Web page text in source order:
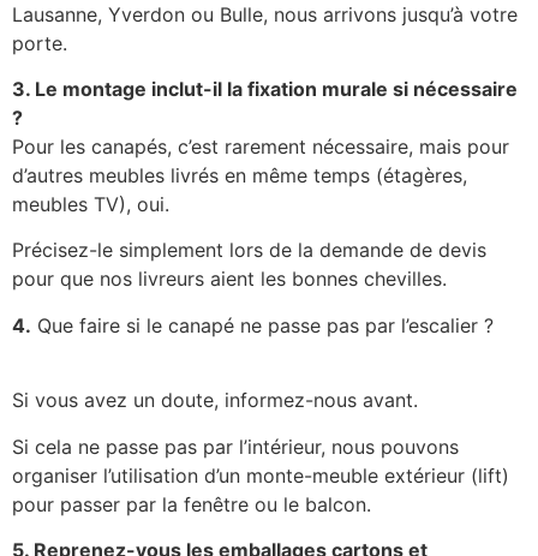
Lausanne, Yverdon ou Bulle, nous arrivons jusqu’à votre
porte.
3. Le montage inclut-il la fixation murale si nécessaire
?
Pour les canapés, c’est rarement nécessaire, mais pour
d’autres meubles livrés en même temps (étagères,
meubles TV), oui.
Précisez-le simplement lors de la demande de devis
pour que nos livreurs aient les bonnes chevilles.
4. Que faire si le canapé ne passe pas par l’escalier ?
Si vous avez un doute, informez-nous avant.
Si cela ne passe pas par l’intérieur, nous pouvons
organiser l’utilisation d’un monte-meuble extérieur (lift)
pour passer par la fenêtre ou le balcon.
5. Reprenez-vous les emballages cartons et